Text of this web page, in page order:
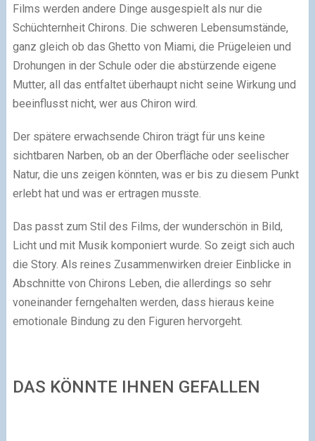
Films werden andere Dinge ausgespielt als nur die
Schüchternheit Chirons. Die schweren Lebensumstände,
ganz gleich ob das Ghetto von Miami, die Prügeleien und
Drohungen in der Schule oder die abstürzende eigene
Mutter, all das entfaltet überhaupt nicht seine Wirkung und
beeinflusst nicht, wer aus Chiron wird.
Der spätere erwachsende Chiron trägt für uns keine
sichtbaren Narben, ob an der Oberfläche oder seelischer
Natur, die uns zeigen könnten, was er bis zu diesem Punkt
erlebt hat und was er ertragen musste.
Das passt zum Stil des Films, der wunderschön in Bild,
Licht und mit Musik komponiert wurde. So zeigt sich auch
die Story. Als reines Zusammenwirken dreier Einblicke in
Abschnitte von Chirons Leben, die allerdings so sehr
voneinander ferngehalten werden, dass hieraus keine
emotionale Bindung zu den Figuren hervorgeht.
DAS KÖNNTE IHNEN GEFALLEN